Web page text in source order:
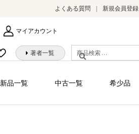
よくある質問 新規会員登録
マイアカウント
検
索
象:
著者一覧
新品一覧 中古一覧 希少品